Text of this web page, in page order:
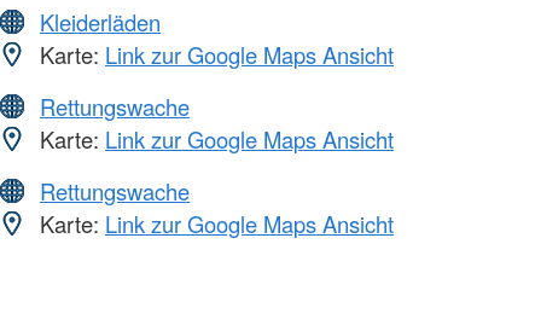
Kleiderläden
Karte: Link zur Google Maps Ansicht
Rettungswache
Karte: Link zur Google Maps Ansicht
Rettungswache
Karte: Link zur Google Maps Ansicht